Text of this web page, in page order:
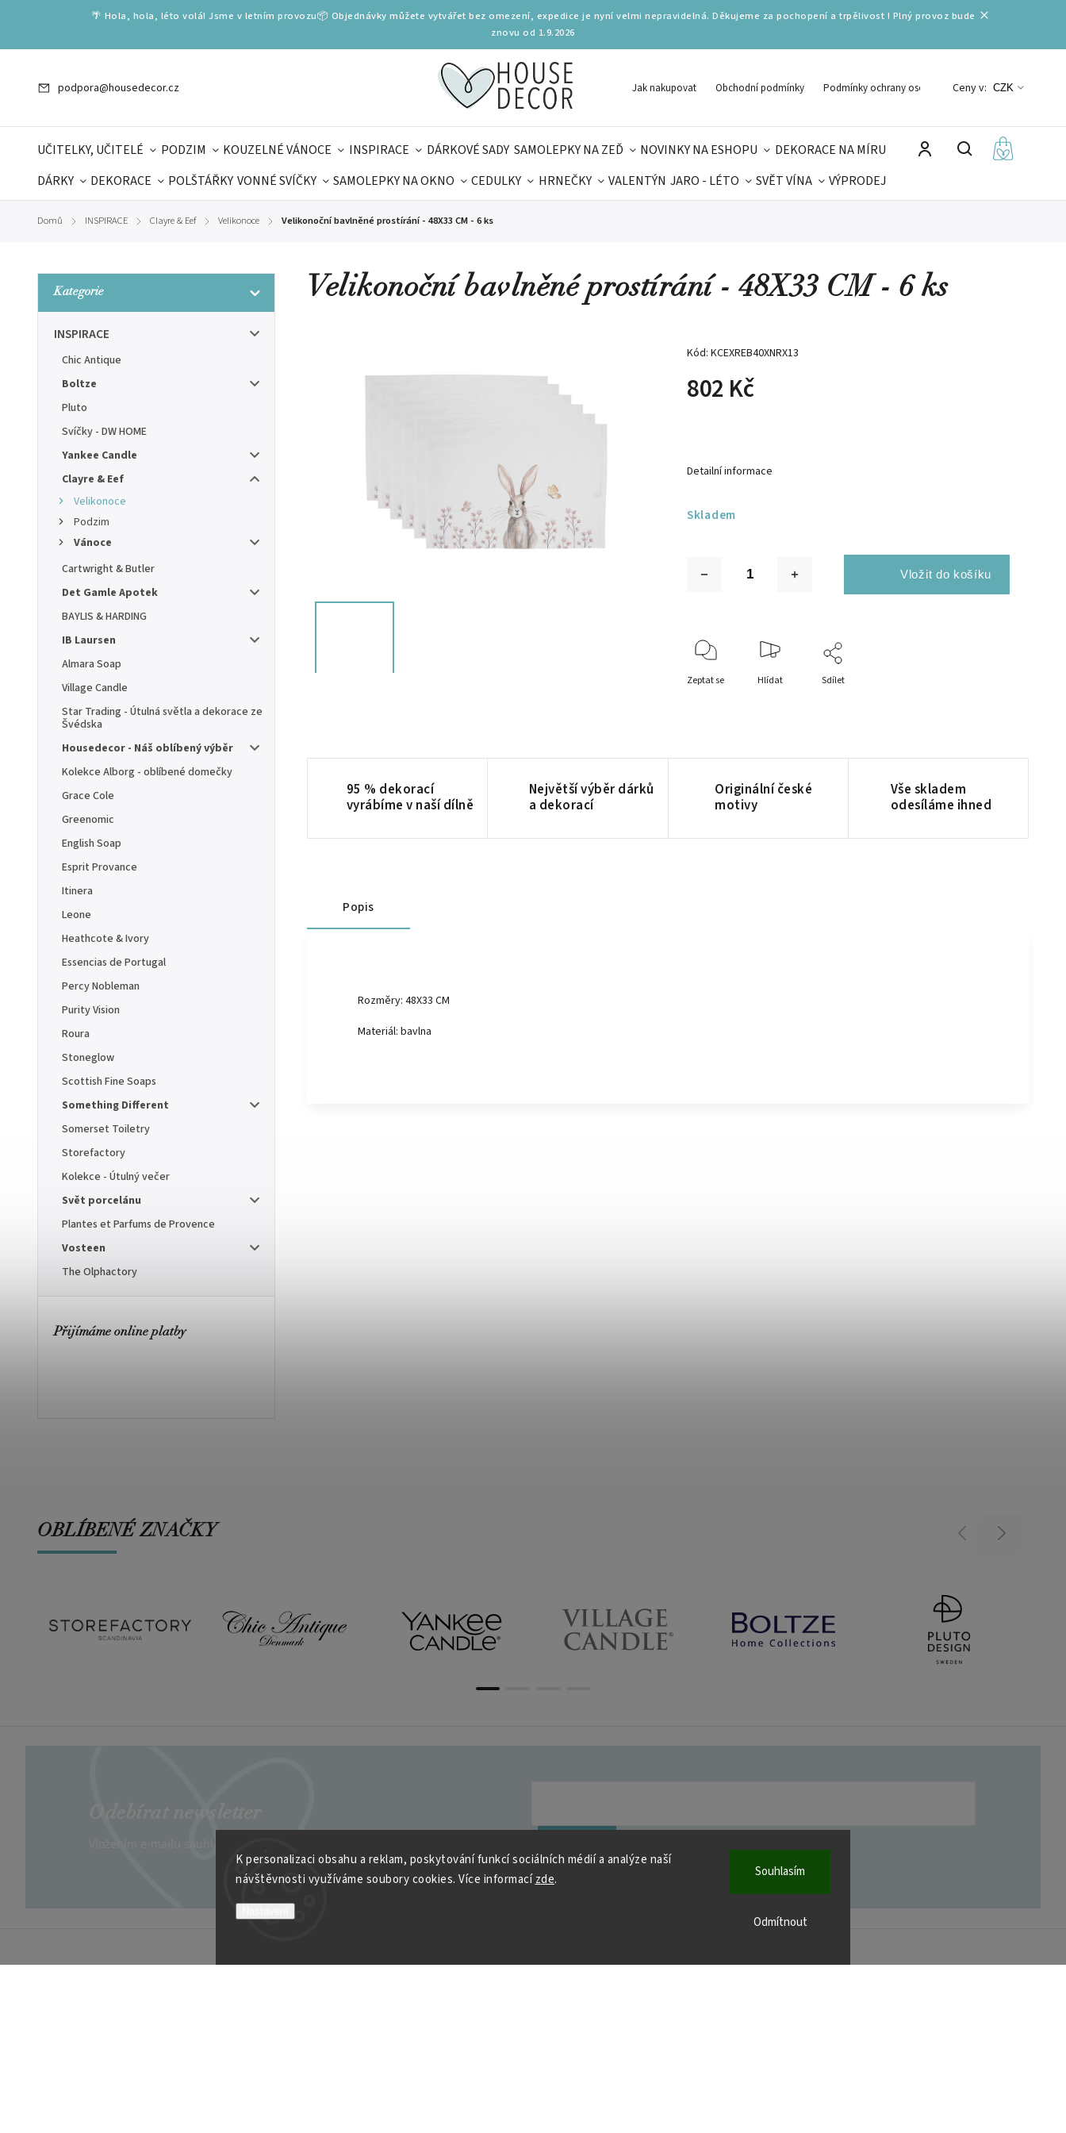
K personalizaci obsahu a reklam, poskytování funkcí sociálních médií a analýze naší
návštěvnosti využíváme soubory cookies. Více informacízde.
Odmítnout
Souhlasím
🌴 Hola, hola, léto volá! Jsme v letním provozu📦 Objednávky můžete vytvářet bez omezení, expedice je nyní velmi nepravidelná. Děkujeme za pochopení a trpělivost ! Plný provoz bude
znovu od 1.9.2026
podpora@housedecor.cz Jak nakupovat Obchodní podmínky Podmínky ochrany osobních údajů
Ceny v: CZK
UČITELKY, UČITELÉ PODZIM KOUZELNÉ VÁNOCE INSPIRACE DÁRKOVÉ SADY SAMOLEPKY NA ZEĎ NOVINKY NA ESHOPU
DEKORACE NA MÍRU
DÁRKY
DEKORACE POLŠTÁŘKY VONNÉ SVÍČKY SAMOLEPKY NA OKNO CEDULKY HRNEČKY VALENTÝN JARO - LÉTO SVĚT VÍNA
VÝPRODEJ
Domů / INSPIRACE / Clayre & Eef / Velikonoce / Velikonoční bavlněné prostírání - 48X33 CM - 6 ks
Kategorie
INSPIRACE
Chic Antique
Boltze
Pluto
Svíčky - DW HOME
Yankee Candle
Clayre & Eef
Velikonoce
Podzim
Vánoce
Cartwright & Butler
Det Gamle Apotek
BAYLIS & HARDING
IB Laursen
Almara Soap
Village Candle
Star Trading - Útulná světla a dekorace ze
Švédska
Housedecor - Náš oblíbený výběr
Kolekce Alborg - oblíbené domečky
Grace Cole
Greenomic
English Soap
Esprit Provance
Itinera
Leone
Heathcote & Ivory
Essencias de Portugal
Percy Nobleman
Purity Vision
Roura
Stoneglow
Scottish Fine Soaps
Something Different
Somerset Toiletry
Storefactory
Kolekce - Útulný večer
Svět porcelánu
Plantes et Parfums de Provence
Vosteen
The Olphactory
Přijímáme online platby
Velikonoční bavlněné prostírání - 48X33 CM - 6 ks
Kód: KCEXREB40XNRX13
802 Kč
Skladem
Detailní informace
Zeptat se Hlídat Sdílet
95 % dekorací
vyrábíme v naší dílně
Největší výběr dárků
a dekorací
Originální české
motivy
Vše skladem
odesíláme ihned
Popis
Rozměry: 48X33 CM
Materiál: bavlna
OBLÍBENÉ ZNAČKY Previous Next